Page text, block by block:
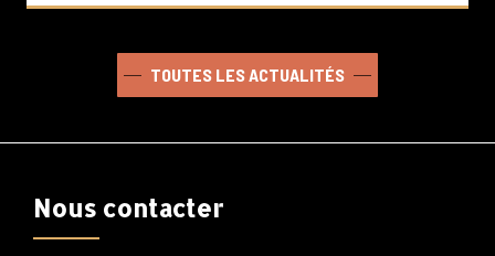
TOUTES LES ACTUALITÉS
Nous contacter